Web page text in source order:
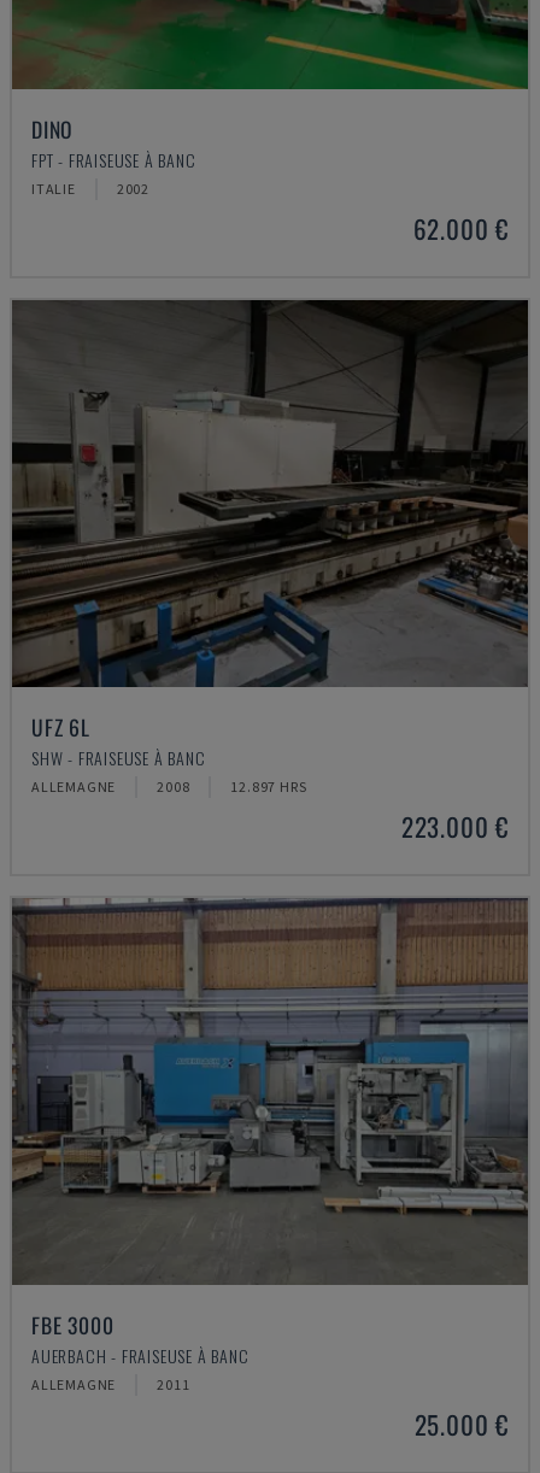
DINO
FPT - FRAISEUSE À BANC
ITALIE 2002
62.000 €
UFZ 6L
SHW - FRAISEUSE À BANC
ALLEMAGNE 2008 12.897 HRS
223.000 €
FBE 3000
AUERBACH - FRAISEUSE À BANC
ALLEMAGNE 2011
25.000 €